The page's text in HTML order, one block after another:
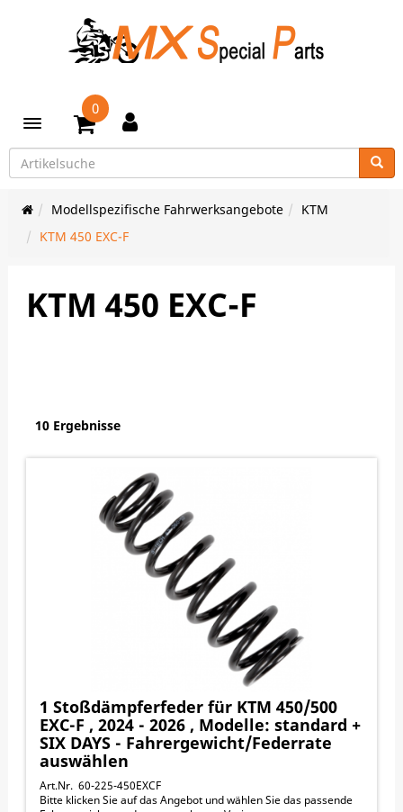
Toggle navigation
0
Modellspezifische Fahrwerksangebote
KTM
KTM 450 EXC-F
KTM 450 EXC-F
10 Ergebnisse
1 Stoßdämpferfeder für KTM 450/500
EXC-F , 2024 - 2026 , Modelle: standard +
SIX DAYS - Fahrergewicht/Federrate
auswählen
Art.Nr. 60-225-450EXCF
Bitte klicken Sie auf das Angebot und wählen Sie das passende